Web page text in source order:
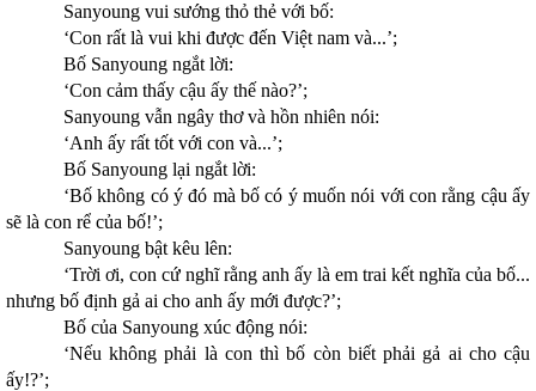
Sanyoung vui sướng thỏ thẻ với bố:
‘Con rất là vui khi được đến Việt nam và...’;
Bố Sanyoung ngắt lời:
‘Con cảm thấy cậu ấy thế nào?’;
Sanyoung vẫn ngây thơ và hồn nhiên nói:
‘Anh ấy rất tốt với con và...’;
Bố Sanyoung lại ngắt lời:
‘Bố không có ý đó mà bố có ý muốn nói với con rằng cậu ấy
sẽ là con rể của bố!’;
Sanyoung bật kêu lên:
‘Trời ơi, con cứ nghĩ rằng anh ấy là em trai kết nghĩa của bố...
nhưng bố định gả ai cho anh ấy mới được?’;
Bố của Sanyoung xúc động nói:
‘Nếu không phải là con thì bố còn biết phải gả ai cho cậu
ấy!?’;